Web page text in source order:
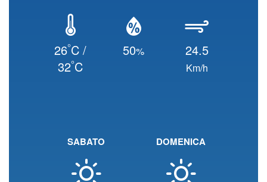
26°C /
32°C
50% 24.5
Km/h
SABATO DOMENICA